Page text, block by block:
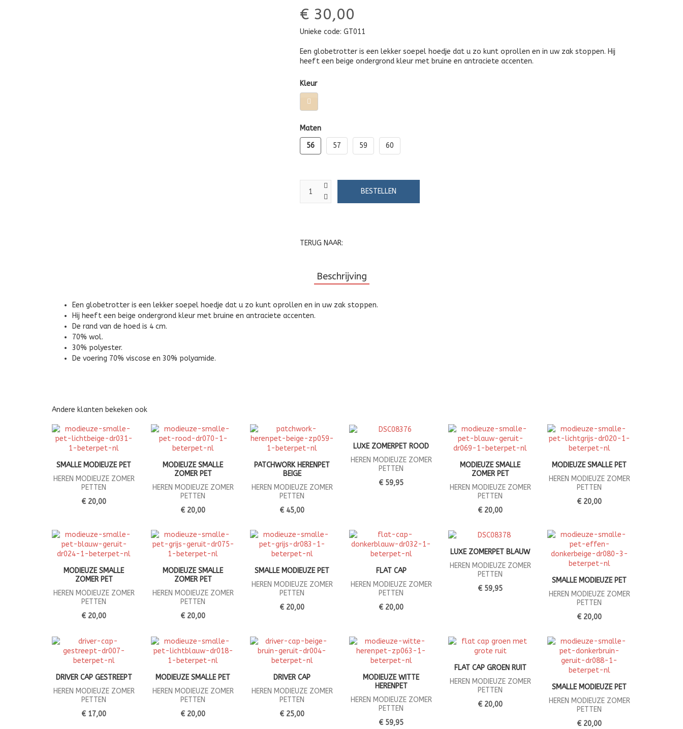
€ 30,00
Unieke code: GT011
Een globetrotter is een lekker soepel hoedje dat u zo kunt oprollen en in uw zak stoppen. Hij
heeft een beige ondergrond kleur met bruine en antraciete accenten.
Kleur
Maten
56
57 59 60
TERUG NAAR:
Beschrijving
Een globetrotter is een lekker soepel hoedje dat u zo kunt oprollen en in uw zak stoppen.
Hij heeft een beige ondergrond kleur met bruine en antraciete accenten.
De rand van de hoed is 4 cm.
70% wol.
30% polyester.
De voering 70% viscose en 30% polyamide.
Andere klanten bekeken ook
SMALLE MODIEUZE PET
HEREN MODIEUZE ZOMER
PETTEN
€ 20,00
MODIEUZE SMALLE
ZOMER PET
HEREN MODIEUZE ZOMER
PETTEN
€ 20,00
PATCHWORK HERENPET
BEIGE
HEREN MODIEUZE ZOMER
PETTEN
€ 45,00
LUXE ZOMERPET ROOD
HEREN MODIEUZE ZOMER
PETTEN
€ 59,95
MODIEUZE SMALLE
ZOMER PET
HEREN MODIEUZE ZOMER
PETTEN
€ 20,00
MODIEUZE SMALLE PET
HEREN MODIEUZE ZOMER
PETTEN
€ 20,00
MODIEUZE SMALLE
ZOMER PET
HEREN MODIEUZE ZOMER
PETTEN
€ 20,00
MODIEUZE SMALLE
ZOMER PET
HEREN MODIEUZE ZOMER
PETTEN
€ 20,00
SMALLE MODIEUZE PET
HEREN MODIEUZE ZOMER
PETTEN
€ 20,00
FLAT CAP
HEREN MODIEUZE ZOMER
PETTEN
€ 20,00
LUXE ZOMERPET BLAUW
HEREN MODIEUZE ZOMER
PETTEN
€ 59,95
SMALLE MODIEUZE PET
HEREN MODIEUZE ZOMER
PETTEN
€ 20,00
DRIVER CAP GESTREEPT
HEREN MODIEUZE ZOMER
PETTEN
€ 17,00
MODIEUZE SMALLE PET
HEREN MODIEUZE ZOMER
PETTEN
€ 20,00
DRIVER CAP
HEREN MODIEUZE ZOMER
PETTEN
€ 25,00
MODIEUZE WITTE
HERENPET
HEREN MODIEUZE ZOMER
PETTEN
€ 59,95
FLAT CAP GROEN RUIT
HEREN MODIEUZE ZOMER
PETTEN
€ 20,00
SMALLE MODIEUZE PET
HEREN MODIEUZE ZOMER
PETTEN
€ 20,00